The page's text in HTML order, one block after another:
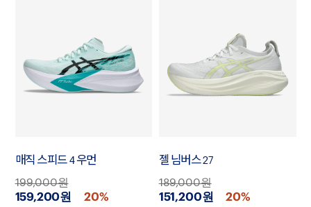
매직 스피드 4 우먼
199,000원
159,200원 20%
젤 님버스 27
189,000원
151,200원 20%